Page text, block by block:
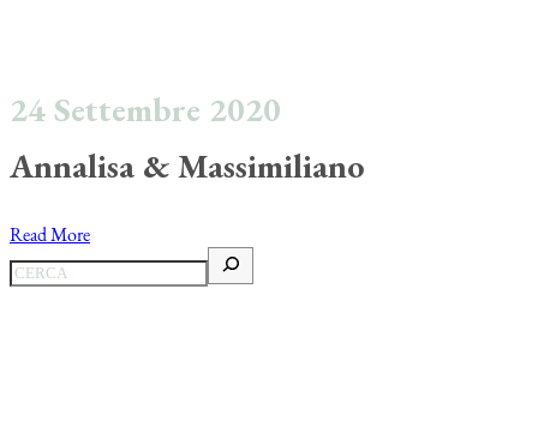
24 Settembre 2020
Annalisa & Massimiliano
Read More